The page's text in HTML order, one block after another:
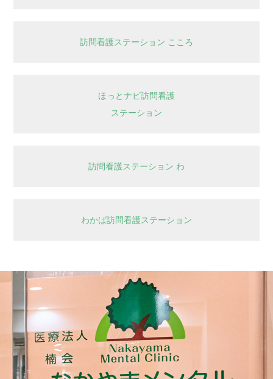
訪問看護ステーション こころ
ほっとナビ訪問看護
ステーション
訪問看護ステーション わ
わかば訪問看護ステーション